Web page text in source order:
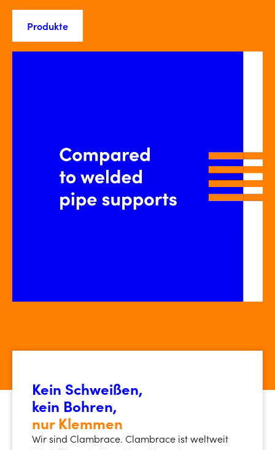
Produkte
Kein Schweißen,
kein Bohren,
nur Klemmen
Wir sind Clambrace. Clambrace ist weltweit